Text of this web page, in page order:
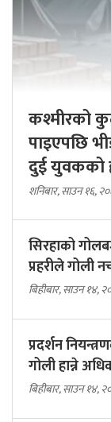
कश्मीरको
पाइएपछि
दुई युवकको
शनिबार, साउन १६,
सिरहाको
प्रहरीले गोली
बिहीबार, साउन १४,
प्रदर्शन
गोली हान्ने
बिहीबार, साउन १४,